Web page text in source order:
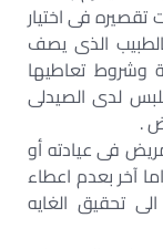
تقصيره فى اختيار
الذى يصف
وشروط تعاطيها
لدى الصيدلى
.
فى عيادته أو
آخر بعدم اعطاء
تحقيق الغايه